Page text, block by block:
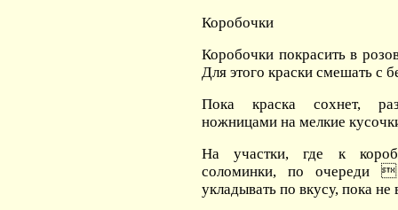
Коробочки
Коробочки покрасить в
Для этого краски смешать с
Пока краска сохнет,
ножницами на мелкие
На участки, где к
соломинки, по очереди 
укладывать по вкусу, пока не